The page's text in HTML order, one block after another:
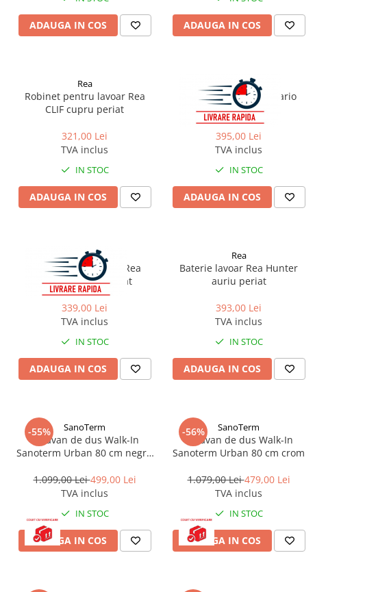
ADAUGA IN COS ADAUGA IN COS
Rea
Robinet pentru lavoar Rea
CLIF cupru periat
321,00 Lei
TVA inclus
IN STOC
ADAUGA IN COS
Rea
Baterie cadă REA Ontario
auriu periat
395,00 Lei
TVA inclus
IN STOC
ADAUGA IN COS
Rea
Baterie lavoar inalta Rea
Ontario cupru periat
339,00 Lei
TVA inclus
IN STOC
ADAUGA IN COS
Rea
Baterie lavoar Rea Hunter
auriu periat
393,00 Lei
TVA inclus
IN STOC
ADAUGA IN COS
-55% SanoTerm
Paravan de dus Walk-In
Sanoterm Urban 80 cm negru
1.099,00 Lei499,00 Lei
TVA inclus
IN STOC
ADAUGA IN COS
-56% SanoTerm
Paravan de dus Walk-In
Sanoterm Urban 80 cm crom
1.079,00 Lei479,00 Lei
TVA inclus
IN STOC
ADAUGA IN COS